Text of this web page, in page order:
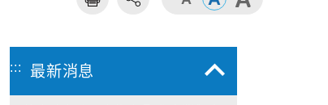
::: 最新消息